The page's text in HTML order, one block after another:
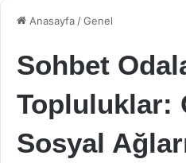
Anasayfa /Genel
Sohbet
Topluluklar:
Sosyal